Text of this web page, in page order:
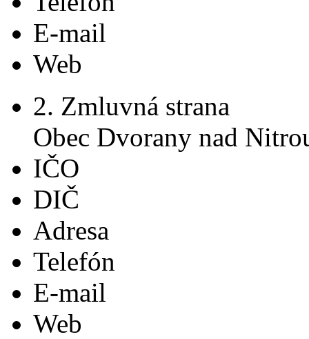
E-mail
Web
2. Zmluvná strana
Obec Dvorany nad
IČO
DIČ
Adresa
Telefón
E-mail
Web